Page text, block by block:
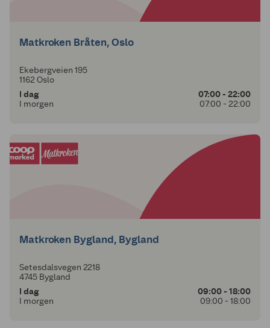
Matkroken Bråten, Oslo
Ekebergveien 195
1162 Oslo
I dag
07:00 - 22:00
I morgen
07:00 - 22:00
Matkroken Bygland, Bygland
Setesdalsvegen 2218
4745 Bygland
I dag
09:00 - 18:00
I morgen
09:00 - 18:00